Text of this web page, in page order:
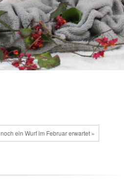
noch ein Wurf im Februar erwartet »